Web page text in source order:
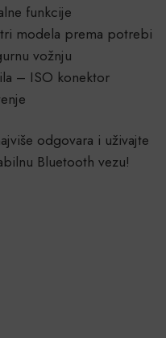
funkcije
modela prema potrebi
vožnju
– ISO konektor
odgovara i uživajte
Bluetooth vezu!